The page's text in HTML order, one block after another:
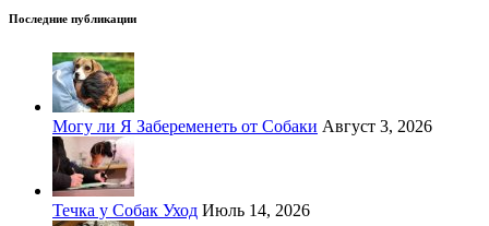
Последние публикации
Могу ли Я Забеременеть от Собаки Август 3, 2026
Течка у Собак Уход Июль 14, 2026